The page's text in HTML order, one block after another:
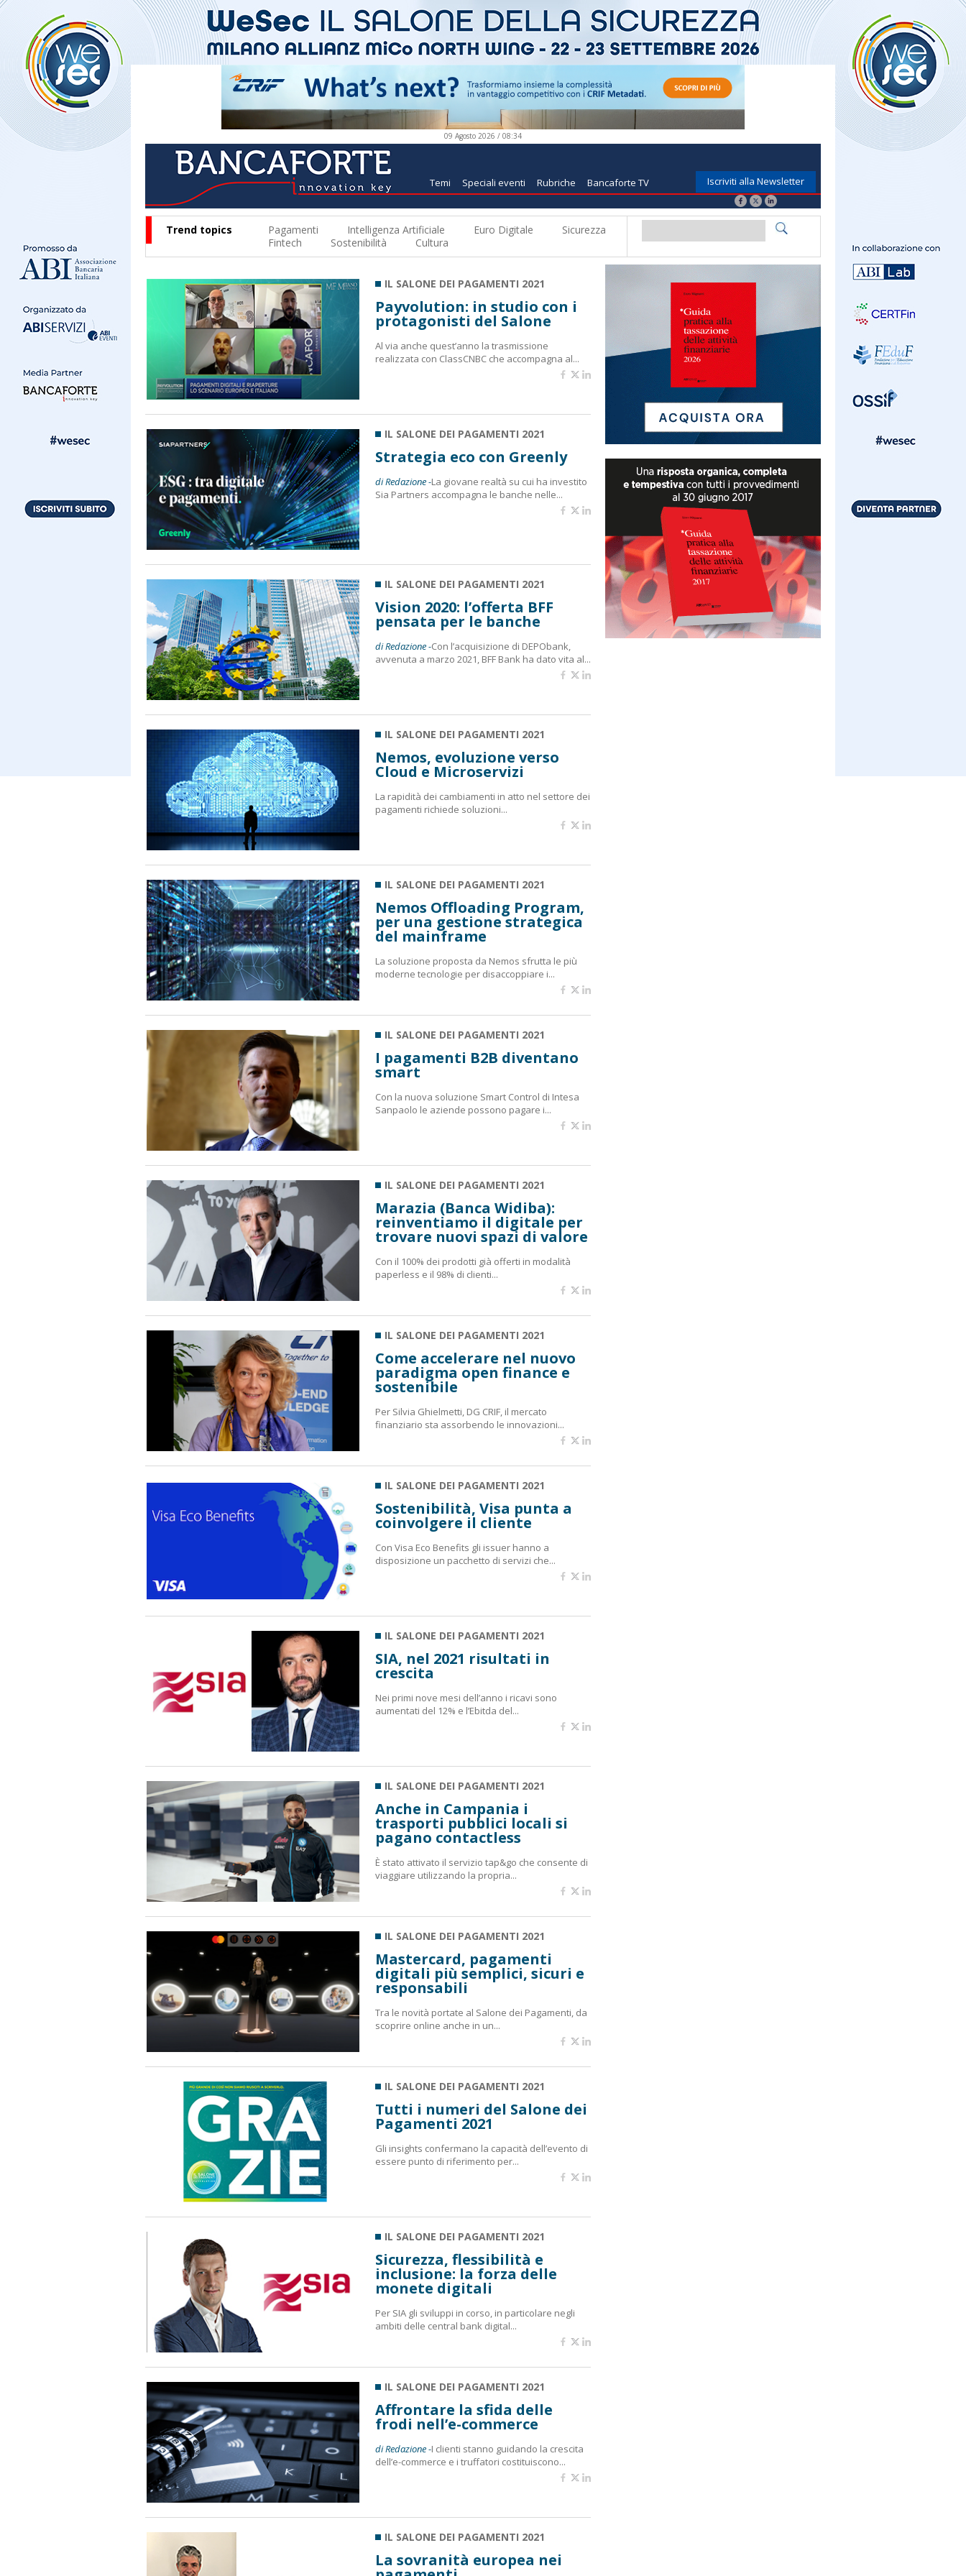
09 Agosto 2026 / 08:34
Temi Speciali eventi Rubriche Bancaforte TV Iscriviti alla Newsletter
Trend topics Pagamenti Intelligenza Artificiale Euro Digitale
Sicurezza
Fintech
Sostenibilità Cultura
IL SALONE DEI PAGAMENTI 2021
Payvolution: in studio con i
protagonisti del Salone
Al via anche quest’anno la trasmissione
realizzata con ClassCNBC che accompagna al...
IL SALONE DEI PAGAMENTI 2021
Strategia eco con Greenly
di Redazione -La giovane realtà su cui ha investito
Sia Partners accompagna le banche nelle...
IL SALONE DEI PAGAMENTI 2021
Vision 2020: l’offerta BFF
pensata per le banche
di Redazione -Con l’acquisizione di DEPObank,
avvenuta a marzo 2021, BFF Bank ha dato vita al...
IL SALONE DEI PAGAMENTI 2021
Nemos, evoluzione verso
Cloud e Microservizi
La rapidità dei cambiamenti in atto nel settore dei
pagamenti richiede soluzioni...
IL SALONE DEI PAGAMENTI 2021
Nemos Offloading Program,
per una gestione strategica
del mainframe
La soluzione proposta da Nemos sfrutta le più
moderne tecnologie per disaccoppiare i...
IL SALONE DEI PAGAMENTI 2021
I pagamenti B2B diventano
smart
Con la nuova soluzione Smart Control di Intesa
Sanpaolo le aziende possono pagare i...
IL SALONE DEI PAGAMENTI 2021
Marazia (Banca Widiba):
reinventiamo il digitale per
trovare nuovi spazi di valore
Con il 100% dei prodotti già offerti in modalità
paperless e il 98% di clienti...
IL SALONE DEI PAGAMENTI 2021
Come accelerare nel nuovo
paradigma open finance e
sostenibile
Per Silvia Ghielmetti, DG CRIF, il mercato
finanziario sta assorbendo le innovazioni...
IL SALONE DEI PAGAMENTI 2021
Sostenibilità, Visa punta a
coinvolgere il cliente
Con Visa Eco Benefits gli issuer hanno a
disposizione un pacchetto di servizi che...
IL SALONE DEI PAGAMENTI 2021
SIA, nel 2021 risultati in
crescita
Nei primi nove mesi dell’anno i ricavi sono
aumentati del 12% e l’Ebitda del...
IL SALONE DEI PAGAMENTI 2021
Anche in Campania i
trasporti pubblici locali si
pagano contactless
È stato attivato il servizio tap&go che consente di
viaggiare utilizzando la propria...
IL SALONE DEI PAGAMENTI 2021
Mastercard, pagamenti
digitali più semplici, sicuri e
responsabili
Tra le novità portate al Salone dei Pagamenti, da
scoprire online anche in un...
IL SALONE DEI PAGAMENTI 2021
Tutti i numeri del Salone dei
Pagamenti 2021
Gli insights confermano la capacità dell’evento di
essere punto di riferimento per...
IL SALONE DEI PAGAMENTI 2021
Sicurezza, flessibilità e
inclusione: la forza delle
monete digitali
Per SIA gli sviluppi in corso, in particolare negli
ambiti delle central bank digital...
IL SALONE DEI PAGAMENTI 2021
Affrontare la sfida delle
frodi nell’e-commerce
di Redazione -I clienti stanno guidando la crescita
dell’e-commerce e i truffatori costituiscono...
IL SALONE DEI PAGAMENTI 2021
La sovranità europea nei